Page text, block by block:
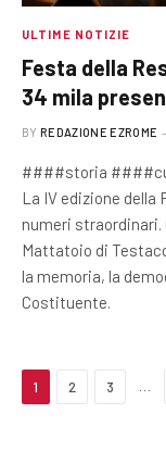
ULTIME NOTIZIE
Festa della
34 mila
BY REDAZIONE EZROME
####storia
La IV edizione della
numeri straordinari.
Mattatoio di
la memoria, la
Costituente.
1 2 3